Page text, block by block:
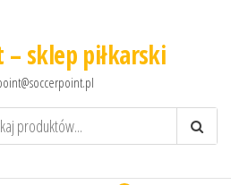
– sklep piłkarski